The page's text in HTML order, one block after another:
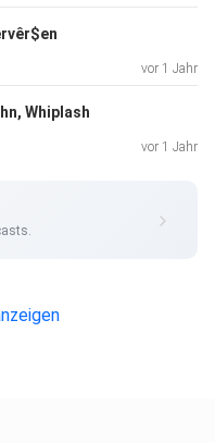
vor 1 Jahr
Whiplash
vor 1 Jahr